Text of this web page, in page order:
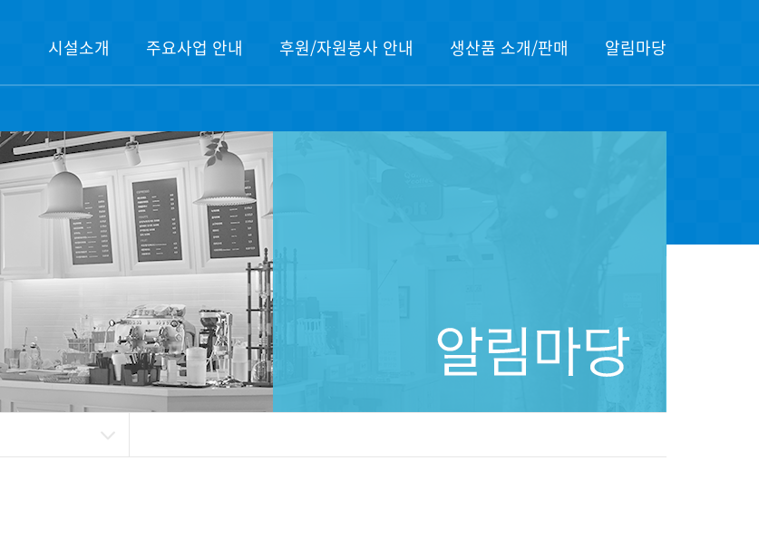
시설소개 주요사업 안내 후원/자원봉사 안내 생산품 소개/판매 알림마당